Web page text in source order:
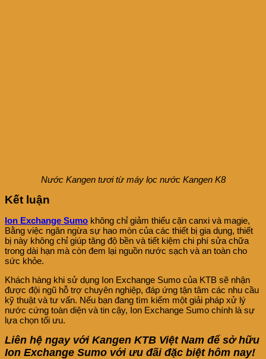
Nước Kangen tươi từ máy lọc nước Kangen K8
Kết luận
Ion Exchange Sumo không chỉ giảm thiểu cặn canxi và magie,
Bằng việc ngăn ngừa sự hao mòn của các thiết bị gia dụng, thiết
bị này không chỉ giúp tăng độ bền và tiết kiệm chi phí sửa chữa
trong dài hạn mà còn đem lại nguồn nước sạch và an toàn cho
sức khỏe.
Khách hàng khi sử dụng Ion Exchange Sumo của KTB sẽ nhận
được đội ngũ hỗ trợ chuyên nghiệp, đáp ứng tận tâm các nhu cầu
kỹ thuật và tư vấn. Nếu bạn đang tìm kiếm một giải pháp xử lý
nước cứng toàn diện và tin cậy, Ion Exchange Sumo chính là sự
lựa chọn tối ưu.
Liên hệ ngay với Kangen KTB Việt Nam để sở hữu
Ion Exchange Sumo với ưu đãi đặc biệt hôm nay!